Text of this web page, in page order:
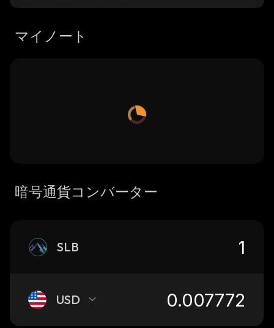
マイノート
暗号通貨コンバーター
SLB
USD